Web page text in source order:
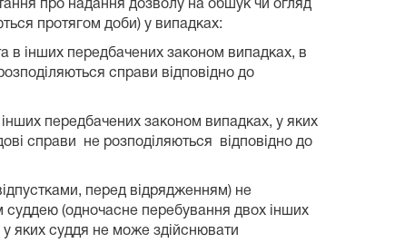
про надання дозволу на обшук чи огляд
протягом доби) у випадках:
в інших передбачених законом випадках, в
справи відповідно до
інших передбачених законом випадках, у яких
справи не розподіляються відповідно до
перед відрядженням) не
суддею (одночасне перебування двох інших
у яких суддя не може здійснювати